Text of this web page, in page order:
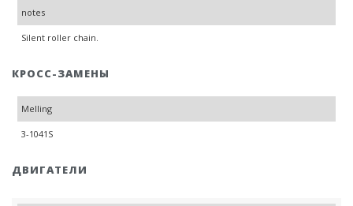
notes
Silent roller chain.
КРОСС-ЗАМЕНЫ
Melling
3-1041S
ДВИГАТЕЛИ